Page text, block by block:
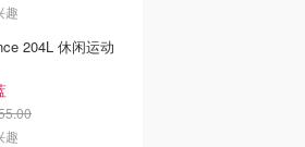
趣
运动
趣